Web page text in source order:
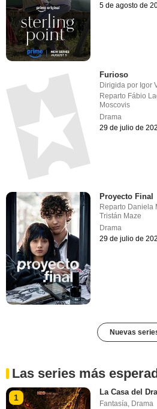
5 de agosto de
Furioso
Dirigida por Igor
Reparto Fábio
Moscovis
Drama
29 de julio de
Proyecto Final
Reparto Daniela
Tristán Maze
Drama
29 de julio de
Nuevas
Las series más
1
La Casa del
Fantasía, Drama